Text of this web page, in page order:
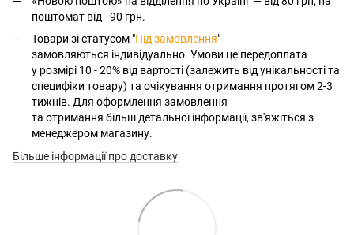
поштомат від - 90 грн.
Товари зі статусом "Під замовлення"
замовляються індивідуально. Умови це передоплата
у розмірі 10 - 20% від вартості (залежить від унікальності та
специфіки товару) та очікування отримання протягом 2-3
тижнів. Для оформлення замовлення
та отримання більш детальної інформації, зв'яжіться з
менеджером магазину.
Більше інформації про доставку